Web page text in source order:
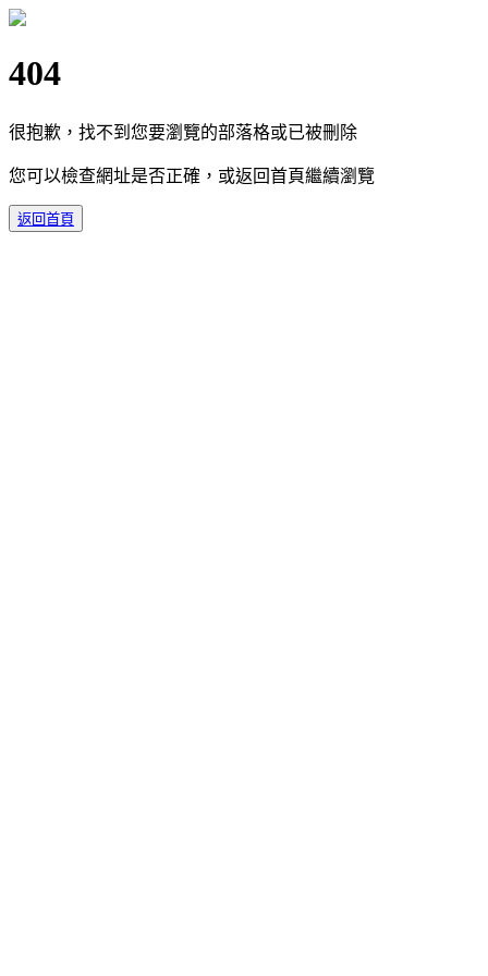
404
很抱歉，找不到您要瀏覽的部落格或已被刪除
您可以檢查網址是否正確，或返回首頁繼續瀏覽
返回首頁